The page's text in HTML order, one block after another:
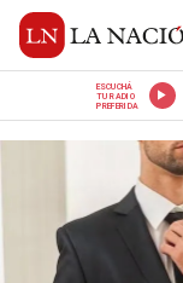
ESCUCHÁ
TU RADIO
PREFERIDA